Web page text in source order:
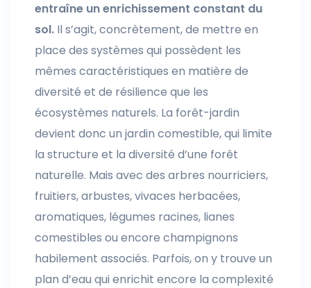
entraîne un enrichissement constant du
sol. Il s’agit, concrètement, de mettre en
place des systèmes qui possèdent les
mêmes caractéristiques en matière de
diversité et de résilience que les
écosystèmes naturels. La forêt-jardin
devient donc un jardin comestible, qui limite
la structure et la diversité d’une forêt
naturelle. Mais avec des arbres nourriciers,
fruitiers, arbustes, vivaces herbacées,
aromatiques, légumes racines, lianes
comestibles ou encore champignons
habilement associés. Parfois, on y trouve un
plan d’eau qui enrichit encore la complexité